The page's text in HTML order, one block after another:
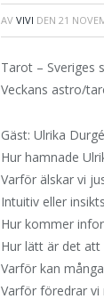
AV VIVI DEN 21
Tarot – Sveriges
Veckans astro/
Gäst: Ulrika
Hur hamnade
Varför älskar vi
Intuitiv eller
Hur kommer
Hur lätt är det att
Varför kan
Varför föredrar